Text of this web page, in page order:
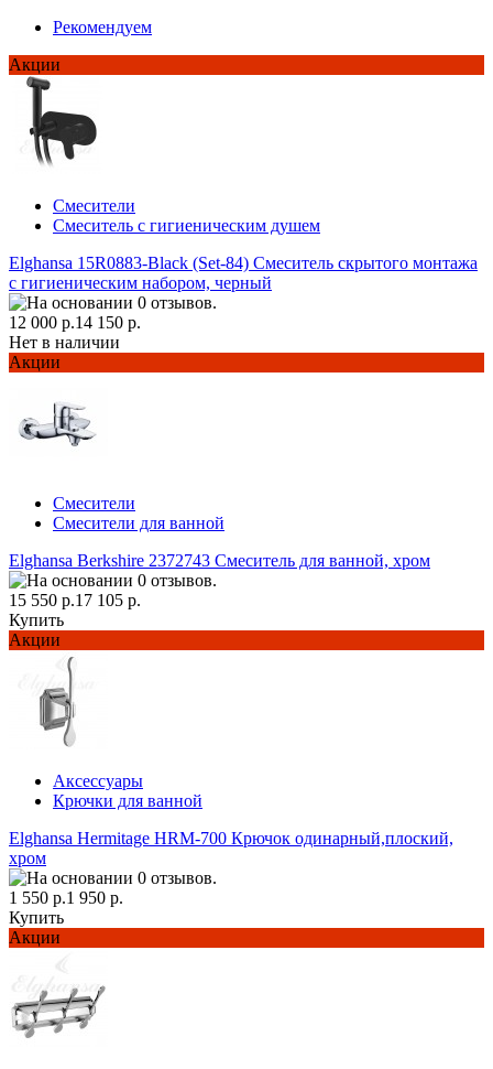
Рекомендуем
Акции
Смесители
Смеситель с гигиеническим душем
Elghansa 15R0883-Black (Set-84) Смеситель скрытого монтажа
с гигиеническим набором, черный
12 000 р.14 150 р.
Нет в наличии
Акции
Смесители
Смесители для ванной
Elghansa Berkshire 2372743 Смеситель для ванной, хром
15 550 р.17 105 р.
Купить
Акции
Аксессуары
Крючки для ванной
Elghansa Hermitage HRM-700 Крючок одинарный,плоский,
хром
1 550 р.1 950 р.
Купить
Акции